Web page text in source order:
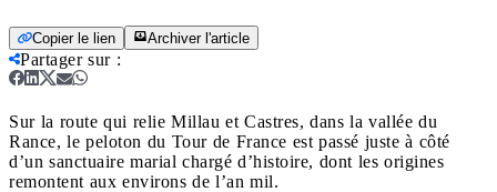
Copier le lien Archiver l'article
Partager sur:
Sur la route qui relie Millau et Castres, dans la vallée du
Rance, le peloton du Tour de France est passé juste à côté
d’un sanctuaire marial chargé d’histoire, dont les origines
remontent aux environs de l’an mil.